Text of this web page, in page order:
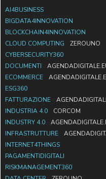
AI4BUSINESS
BIGDATA4INNOVATION
BLOCKCHAIN4INNOVATION
CLOUD COMPUTING
ZEROUNO
CYBERSECURITY360
DOCUMENTI
ECOMMERCE
ESG360
FATTURAZIONE
INDUSTRIA 4.0
CORCOM
INDUSTRY 4.0
INFRASTRUTTURE
INTERNET4THINGS
PAGAMENTIDIGITALI
RISKMANAGEMENT360